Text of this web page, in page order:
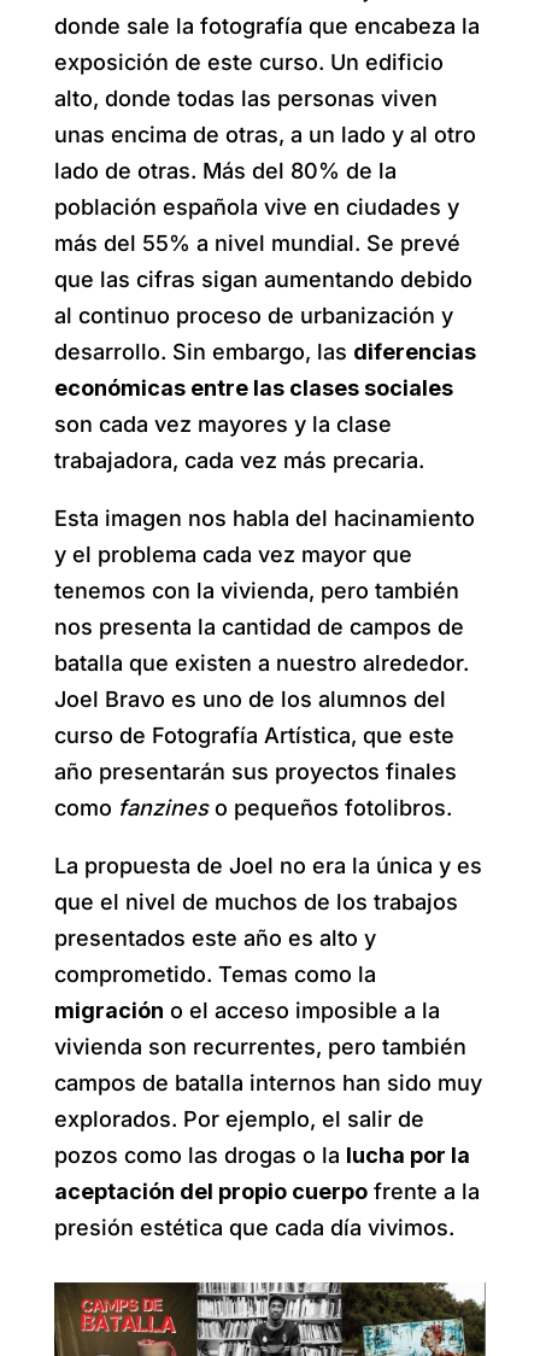
donde sale la fotografía que encabeza la
exposición de este curso. Un edificio
alto, donde todas las personas viven
unas encima de otras, a un lado y al otro
lado de otras. Más del 80% de la
población española vive en ciudades y
más del 55% a nivel mundial. Se prevé
que las cifras sigan aumentando debido
al continuo proceso de urbanización y
desarrollo. Sin embargo, las diferencias
económicas entre las clases sociales
son cada vez mayores y la clase
trabajadora, cada vez más precaria.
Esta imagen nos habla del hacinamiento
y el problema cada vez mayor que
tenemos con la vivienda, pero también
nos presenta la cantidad de campos de
batalla que existen a nuestro alrededor.
Joel Bravo es uno de los alumnos del
curso de Fotografía Artística, que este
año presentarán sus proyectos finales
como fanzineso pequeños fotolibros.
La propuesta de Joel no era la única y es
que el nivel de muchos de los trabajos
presentados este año es alto y
comprometido. Temas como la
migración o el acceso imposible a la
vivienda son recurrentes, pero también
campos de batalla internos han sido muy
explorados. Por ejemplo, el salir de
pozos como las drogas o la lucha por la
aceptación del propio cuerpofrente a la
presión estética que cada día vivimos.